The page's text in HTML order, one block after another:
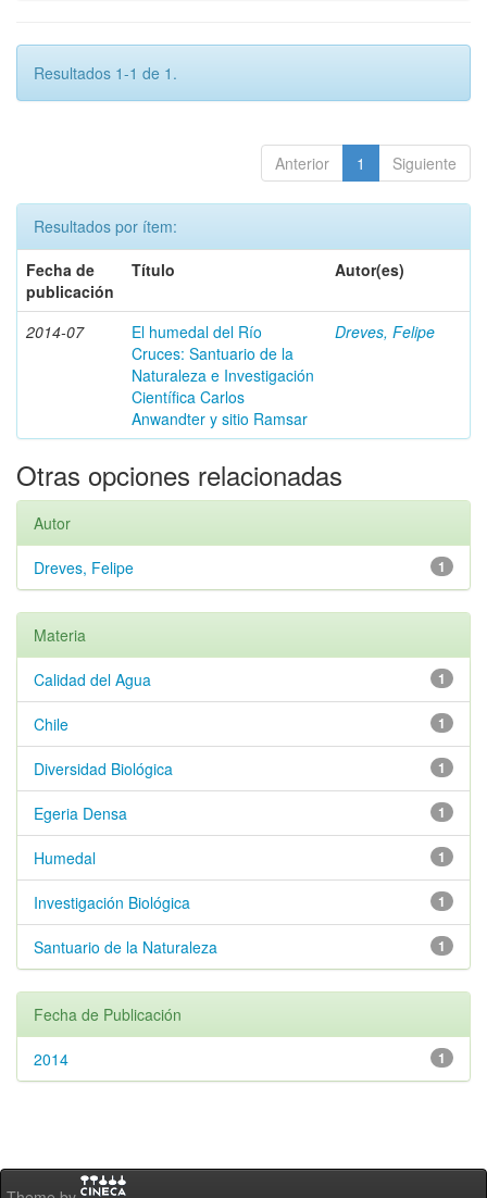
Resultados 1-1 de 1.
Anterior 1 Siguiente
Resultados por ítem:
Fecha de
publicación
Título Autor(es)
2014-07
El humedal del Río
Cruces: Santuario de la
Naturaleza e Investigación
Científica Carlos
Anwandter y sitio Ramsar
Dreves, Felipe
Otras opciones relacionadas
Autor
1
Dreves, Felipe
Materia
1
Calidad del Agua
1
Chile
1
Diversidad Biológica
1
Egeria Densa
1
Humedal
1
Investigación Biológica
1
Santuario de la Naturaleza
Fecha de Publicación
1
2014